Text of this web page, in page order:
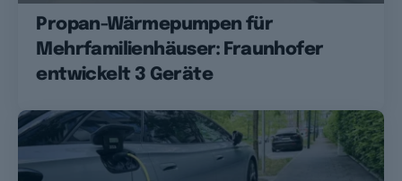
Propan-Wärmepumpen für
Mehrfamilienhäuser: Fraunhofer
entwickelt 3 Geräte